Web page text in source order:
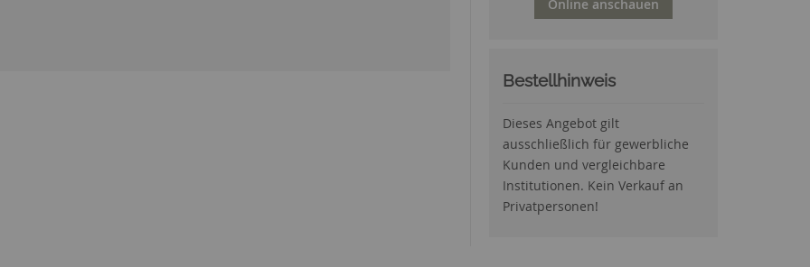
Online anschauen
Bestellhinweis
Dieses Angebot gilt
ausschließlich für gewerbliche
Kunden und vergleichbare
Institutionen. Kein Verkauf an
Privatpersonen!